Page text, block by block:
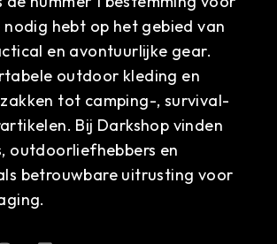
hebt op het gebied van
en avontuurlijke gear.
outdoor kleding en
tot camping-, survival-
Bij Darkshop vinden
outdoorliefhebbers en
betrouwbare uitrusting voor